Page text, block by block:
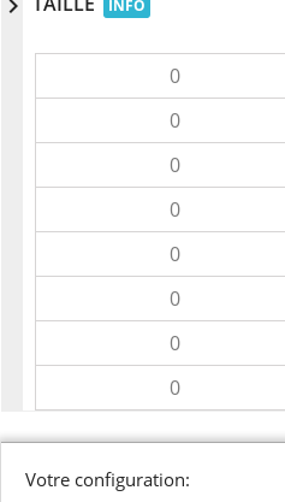
chevron_right INFO
Votre configuration: